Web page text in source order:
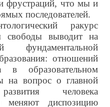
фрустраций, что мы и
последователей.
ракурс
свободы выводит на
фундаментальной
отношений
образовательном
на вопрос о главной
человека
меняют диспозицию